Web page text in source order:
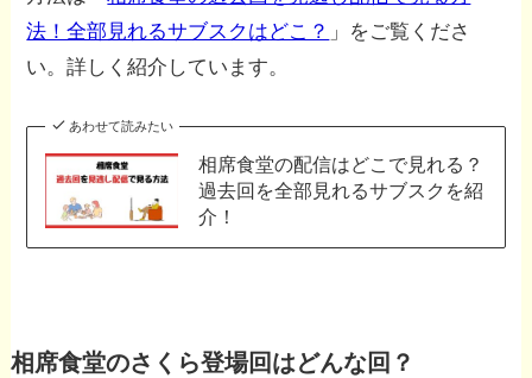
法！全部見れるサブスクはどこ？ 」をご覧くださ
い。詳しく紹介しています。
あわせて読みたい
相席食堂の配信はどこで見れる？
過去回を全部見れるサブスクを紹
介！
相席食堂のさくら登場回はどんな回？